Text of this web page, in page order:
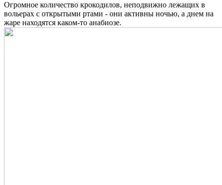
Огромное количество крокодилов, неподвижно лежащих в
вольерах с открытыми ртами - они активны ночью, а днем на
жаре находятся каком-то анабиозе.